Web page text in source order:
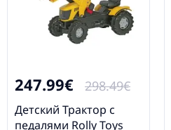
247.99€ 298.49€
Детский Трактор с
педалями Rolly Toys